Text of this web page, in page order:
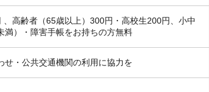
高齢者（65歳以上）300円・高校生200円、小中
満）・障害手帳をお持ちの方無料
せ・公共交通機関の利用に協力を